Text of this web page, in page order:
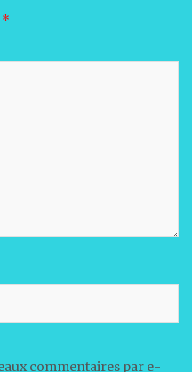
*
commentaires par e-